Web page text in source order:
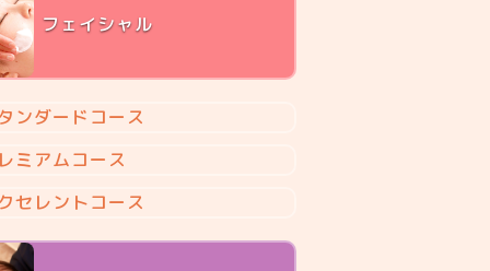
フェイシャル
ンダードコース
ミアムコース
セレントコース